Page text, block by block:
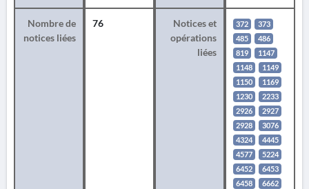
Nombre de
notices liées
76
Notices et
opérations
liées
372
373
485
486
819
1147
1148
1149
1150
1169
1230
2233
2926
2927
2928
3076
4324
4445
4577
5224
6452
6453
6458
6662